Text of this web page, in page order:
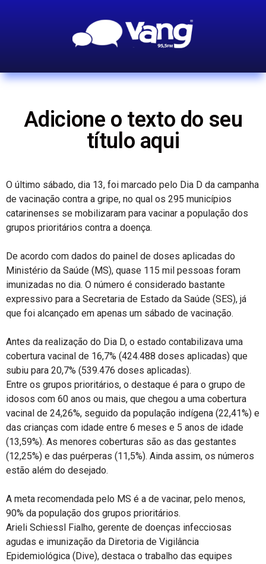
Adicione o texto do seu
título aqui
O último sábado, dia 13, foi marcado pelo Dia D da campanha
de vacinação contra a gripe, no qual os 295 municípios
catarinenses se mobilizaram para vacinar a população dos
grupos prioritários contra a doença.
De acordo com dados do painel de doses aplicadas do
Ministério da Saúde (MS), quase 115 mil pessoas foram
imunizadas no dia. O número é considerado bastante
expressivo para a Secretaria de Estado da Saúde (SES), já
que foi alcançado em apenas um sábado de vacinação.
Antes da realização do Dia D, o estado contabilizava uma
cobertura vacinal de 16,7% (424.488 doses aplicadas) que
subiu para 20,7% (539.476 doses aplicadas).
Entre os grupos prioritários, o destaque é para o grupo de
idosos com 60 anos ou mais, que chegou a uma cobertura
vacinal de 24,26%, seguido da população indígena (22,41%) e
das crianças com idade entre 6 meses e 5 anos de idade
(13,59%). As menores coberturas são as das gestantes
(12,25%) e das puérperas (11,5%). Ainda assim, os números
estão além do desejado.
A meta recomendada pelo MS é a de vacinar, pelo menos,
90% da população dos grupos prioritários.
Arieli Schiessl Fialho, gerente de doenças infecciosas
agudas e imunização da Diretoria de Vigilância
Epidemiológica (Dive), destaca o trabalho das equipes